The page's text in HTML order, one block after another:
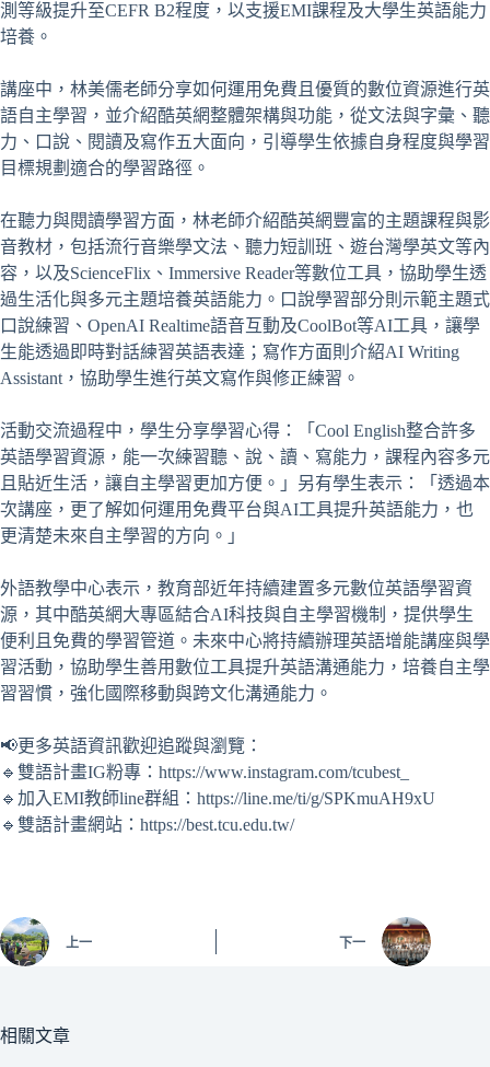
測等級提升至CEFR B2程度，以支援EMI課程及大學生英語能力
培養。
講座中，林美儒老師分享如何運用免費且優質的數位資源進行英
語自主學習，並介紹酷英網整體架構與功能，從文法與字彙、聽
力、口說、閱讀及寫作五大面向，引導學生依據自身程度與學習
目標規劃適合的學習路徑。
在聽力與閱讀學習方面，林老師介紹酷英網豐富的主題課程與影
音教材，包括流行音樂學文法、聽力短訓班、遊台灣學英文等內
容，以及ScienceFlix、Immersive Reader等數位工具，協助學生透
過生活化與多元主題培養英語能力。口說學習部分則示範主題式
口說練習、OpenAI Realtime語音互動及CoolBot等AI工具，讓學
生能透過即時對話練習英語表達；寫作方面則介紹AI Writing
Assistant，協助學生進行英文寫作與修正練習。
活動交流過程中，學生分享學習心得：「Cool English整合許多
英語學習資源，能一次練習聽、說、讀、寫能力，課程內容多元
且貼近生活，讓自主學習更加方便。」另有學生表示：「透過本
次講座，更了解如何運用免費平台與AI工具提升英語能力，也
更清楚未來自主學習的方向。」
外語教學中心表示，教育部近年持續建置多元數位英語學習資
源，其中酷英網大專區結合AI科技與自主學習機制，提供學生
便利且免費的學習管道。未來中心將持續辦理英語增能講座與學
習活動，協助學生善用數位工具提升英語溝通能力，培養自主學
習習慣，強化國際移動與跨文化溝通能力。
📢更多英語資訊歡迎追蹤與瀏覽：
🔹雙語計畫IG粉專：https://www.instagram.com/tcubest_
🔹加入EMI教師line群組：https://line.me/ti/g/SPKmuAH9xU
🔹雙語計畫網站：https://best.tcu.edu.tw/
上一 下一
相關文章